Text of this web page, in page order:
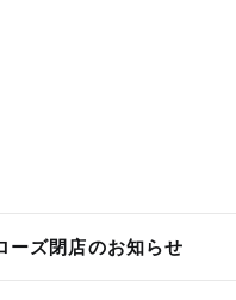
ーズ閉店のお知らせ